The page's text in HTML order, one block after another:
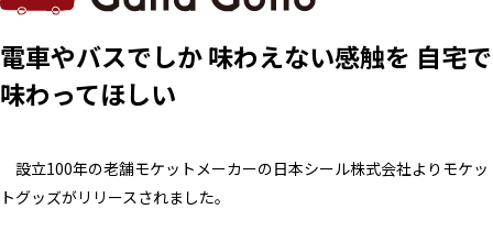
電車やバスでしか 味わえない感触を 自宅で
味わってほしい
設立100年の老舗モケットメーカーの日本シール株式会社よりモケッ
トグッズがリリースされました。